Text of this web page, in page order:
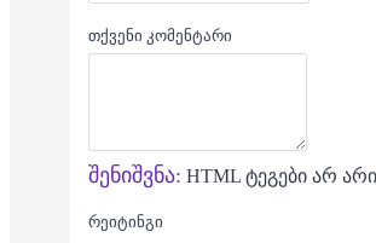
თქვენი კომენტარი
შენიშვნა: HTML ტეგები არ
რეიტინგი